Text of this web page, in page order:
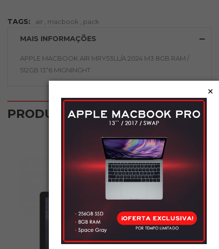
TAGS: air , macbook , pack
MAIS INFORMAÇÕES
APPLE MACBOOK AIR MRY53LL/A 2024 M3 8GB RAM /
512GB 13“6 MIGNINGHT
PRODUTOS RELACIONADOS‹
×